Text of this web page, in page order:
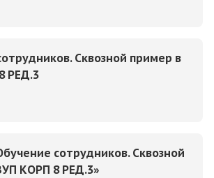
Сквозной пример в
РЕД.3
сотрудников. Сквозной
КОРП 8 РЕД.3»